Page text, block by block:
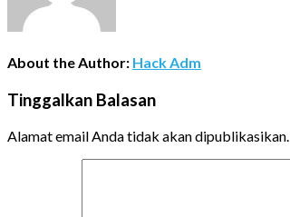
About the Author: Hack Adm
Tinggalkan Balasan
Alamat email Anda tidak akan dipublikasikan.